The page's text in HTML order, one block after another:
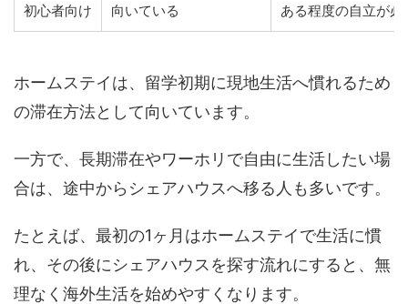
初心者向け 向いている ある程度の自立が必
ホームステイは、留学初期に現地生活へ慣れるため
の滞在方法として向いています。
一方で、長期滞在やワーホリで自由に生活したい場
合は、途中からシェアハウスへ移る人も多いです。
たとえば、最初の1ヶ月はホームステイで生活に慣
れ、その後にシェアハウスを探す流れにすると、無
理なく海外生活を始めやすくなります。